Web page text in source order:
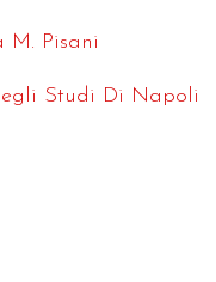
M. Pisani
Studi Di Napoli